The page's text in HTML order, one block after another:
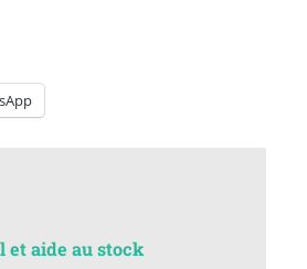
et aide au stock